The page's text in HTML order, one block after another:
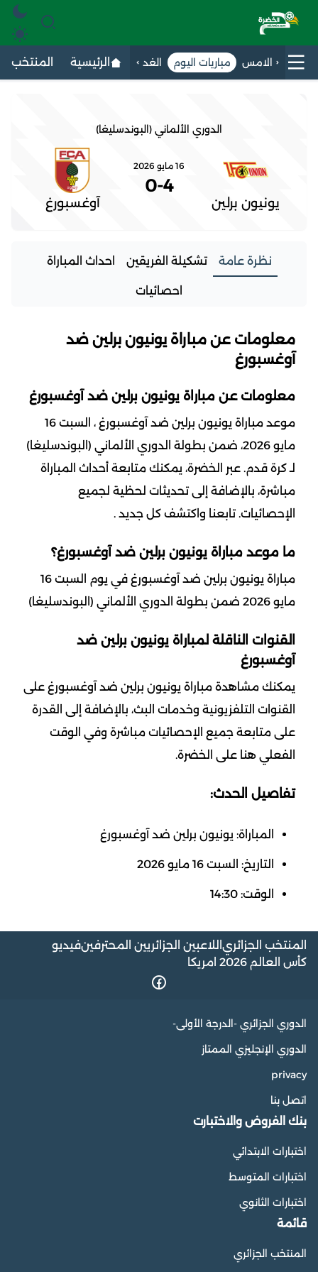
الامس مباريات اليوم الغد الرئيسية المنتخب
الدوري الألماني (البوندسليغا)
يونيون برلين
16 مايو 2026
4
-
0
آوغسبورغ
نظرة عامة تشكيلة الفريقين احداث المباراة
احصائيات
معلومات عن مباراة يونيون برلين ضد
آوغسبورغ
معلومات عن مباراة يونيون برلين ضد آوغسبورغ
موعد مباراة يونيون برلين ضد آوغسبورغ ، السبت 16
مايو 2026، ضمن بطولة الدوري الألماني (البوندسليغا)
لـ كرة قدم. عبر الخضرة، يمكنك متابعة أحداث المباراة
مباشرة، بالإضافة إلى تحديثات لحظية لجميع
الإحصائيات. تابعنا واكتشف كل جديد .
ما موعد مباراة يونيون برلين ضد آوغسبورغ؟
مباراة يونيون برلين ضد آوغسبورغ في يوم السبت 16
مايو 2026 ضمن بطولة الدوري الألماني (البوندسليغا)
القنوات الناقلة لمباراة يونيون برلين ضد
آوغسبورغ
يمكنك مشاهدة مباراة يونيون برلين ضد آوغسبورغ على
القنوات التلفزيونية وخدمات البث، بالإضافة إلى القدرة
على متابعة جميع الإحصائيات مباشرة وفي الوقت
الفعلي هنا على الخضرة.
تفاصيل الحدث:
المباراة: يونيون برلين ضد آوغسبورغ
التاريخ: السبت 16 مايو 2026
الوقت: 14:30
المنتخب الجزائري اللاعبين الجزائريين المحترفينفيديو
كأس العالم 2026 امريكا
الدوري الجزائري -الدرجة الأولى-
الدوري الإنجليزي الممتاز
privacy
اتصل بنا
بنك الفروض والاختبارت
اختبارات الابتدائي
اختبارات المتوسط
اختبارات الثانوي
قائمة
المنتخب الجزائري